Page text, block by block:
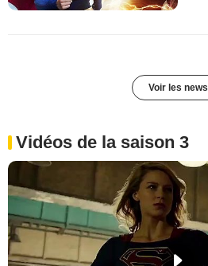
Voir les news
Vidéos de la saison 3